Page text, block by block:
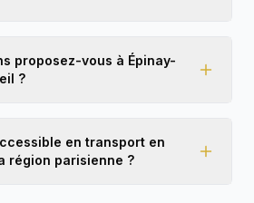
proposez-vous à Épinay-
?
en transport en
région parisienne ?